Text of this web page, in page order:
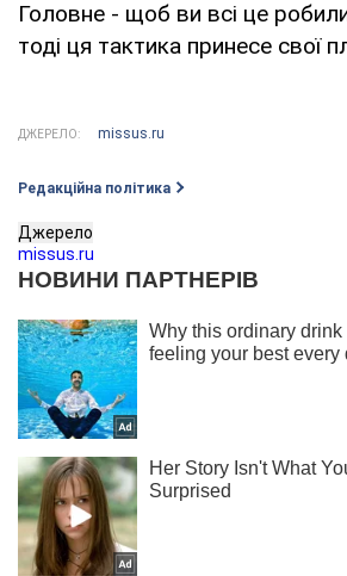
Головне - щоб ви всі це
тоді ця тактика принесе свої
ДЖЕРЕЛО: missus.ru
Редакційна політика
Джерело
missus.ru